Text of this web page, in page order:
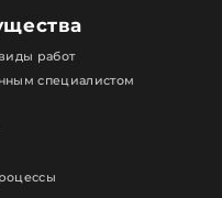
работ
специалистом